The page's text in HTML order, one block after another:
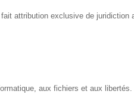
attribution exclusive de juridiction
aux fichiers et aux libertés.